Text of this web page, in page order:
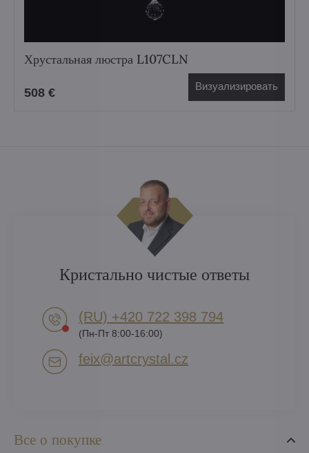
Хрустальная люстра L107CLN
508 € Визуализировать
Все о покупке
Кристально чистые ответы
(RU) +420 722 398 794​
(Пн-Пт 8:00-16:00)
feix​@artcrystal​.cz